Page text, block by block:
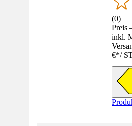
(0)
Preis
inkl.
€*/